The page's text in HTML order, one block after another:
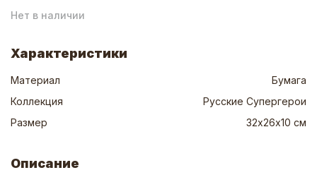
Нет в наличии
Характеристики
Материал
Бумага
Коллекция
Русские Супергерои
Размер
32х26х10 см
Описание